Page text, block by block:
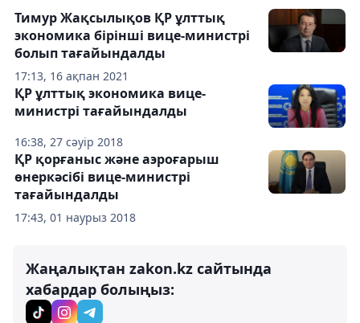
17:13, 16 ақпан 2021
Тимур Жақсылықов ҚР ұлттық
экономика бірінші вице-министрі
болып тағайындалды
16:38, 27 сәуір 2018
ҚР ұлттық экономика вице-
министрі тағайындалды
17:43, 01 наурыз 2018
ҚР қорғаныс және аэроғарыш
өнеркәсібі вице-министрі
тағайындалды
Жаңалықтан zakon.kz сайтында
хабардар болыңыз: